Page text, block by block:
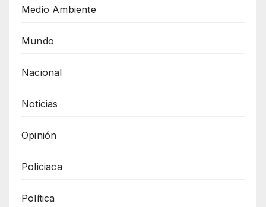
Medio Ambiente
Mundo
Nacional
Noticias
Opinión
Policiaca
Política